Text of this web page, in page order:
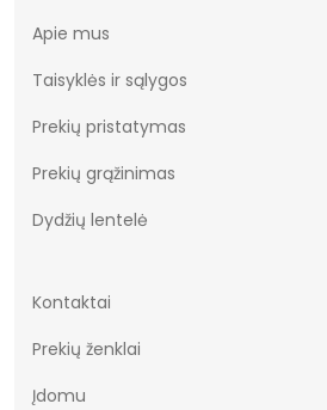
Apie mus
Taisyklės ir sąlygos
Prekių pristatymas
Prekių grąžinimas
Dydžių lentelė
Kontaktai
Prekių ženklai
Įdomu